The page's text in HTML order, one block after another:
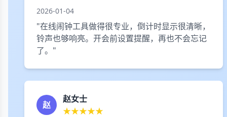
2026-01-04
"在线闹钟工具做得很专业，倒计时显示很清晰，
铃声也够响亮。开会前设置提醒，再也不会忘记
了。"
赵
赵女士
★★★★★